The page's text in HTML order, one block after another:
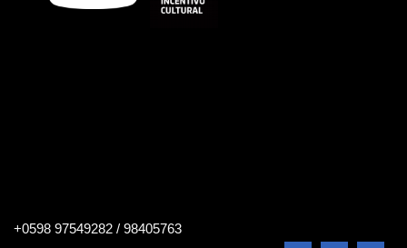
+0598 97549282 / 98405763
en